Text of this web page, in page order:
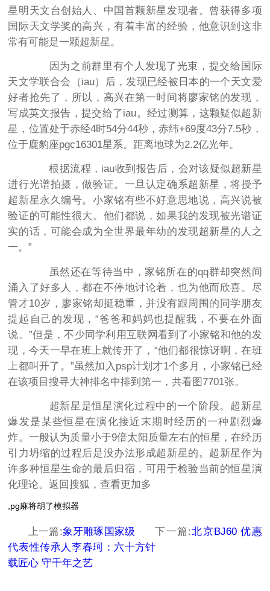
星明天文台创始人、中国首颗新星发现者。曾获得多项
国际天文学奖的高兴，有着丰富的经验，他意识到这非
常有可能是一颗超新星。
因为之前群里有个人发现了光束，提交给国际
天文学联合会（iau）后，发现已经被日本的一个天文爱
好者抢先了，所以，高兴在第一时间将廖家铭的发现，
写成英文报告，提交给了iau。经过测算，这颗疑似超新
星，位置处于赤经4时54分44秒，赤纬+69度43分7.5秒，
位于鹿豹座pgc16301星系。距离地球为2.2亿光年。
根据流程，iau收到报告后，会对该疑似超新星
进行光谱拍摄，做验证。一旦认定确系超新星，将授予
超新星永久编号。小家铭有些不好意思地说，高兴说被
验证的可能性很大。他们都说，如果我的发现被光谱证
实的话，可能会成为全世界最年幼的发现超新星的人之
一。”
虽然还在等待当中，家铭所在的qq群却突然间
涌入了好多人，都在不停地讨论着，也为他而欣喜。尽
管才10岁，廖家铭却挺稳重，并没有跟周围的同学朋友
提起自己的发现，“爸爸和妈妈也提醒我，不要在外面
说。”但是，不少同学利用互联网看到了小家铭和他的发
现，今天一早在班上就传开了，“他们都很惊讶啊，在班
上都叫开了。”虽然加入psp计划才1个多月，小家铭已经
在该项目搜寻大神排名中排到第一，共看图7701张。
超新星是恒星演化过程中的一个阶段。超新星
爆发是某些恒星在演化接近末期时经历的一种剧烈爆
炸。一般认为质量小于9倍太阳质量左右的恒星，在经历
引力坍缩的过程后是没办法形成超新星的。超新星作为
许多种恒星生命的最后归宿，可用于检验当前的恒星演
化理论。返回搜狐，查看更加多
,pg麻将胡了模拟器
上一篇:象牙雕琢国家级
代表性传承人李春珂：六十
载匠心 守千年之艺
下一篇:北京BJ60 优惠
方针